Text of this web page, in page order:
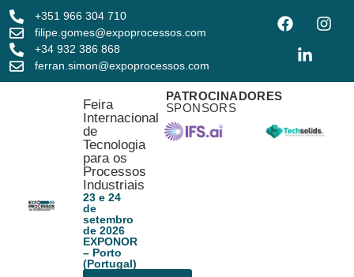
+351 966 304 710
filipe.gomes@expoprocessos.com
+34 932 386 868
ferran.simon@expoprocessos.com
Feira
Internacional
de
Tecnologia
para os
Processos
Industriais
23 e 24
de
setembro
de 2026
EXPONOR
– Porto
(Portugal)
PATROCINADORES
SPONSORS